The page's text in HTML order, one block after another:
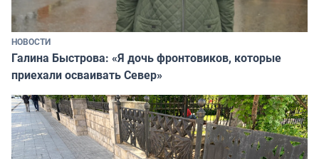
НОВОСТИ
Галина Быстрова: «Я дочь фронтовиков, которые
приехали осваивать Север»